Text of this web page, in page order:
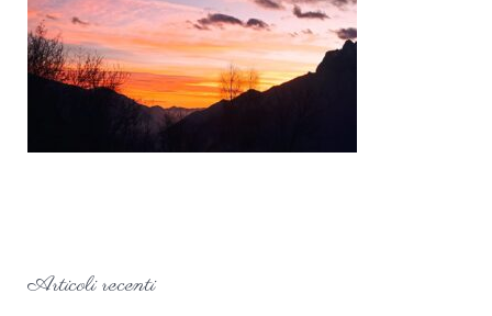
Cimbergo da vedere
Contatti
Articoli recenti